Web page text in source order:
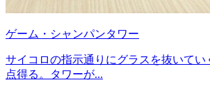
ゲーム・シャンパンタワー
サイコロの指示通りにグラスを抜いて
点得る。タワーが...